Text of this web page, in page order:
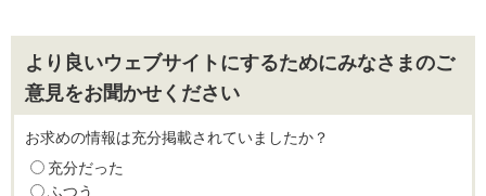
より良いウェブサイトにするためにみなさまのご
意見をお聞かせください
お求めの情報は充分掲載されていましたか？
充分だった
ふつう